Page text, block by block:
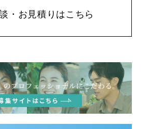
・お見積りはこちら